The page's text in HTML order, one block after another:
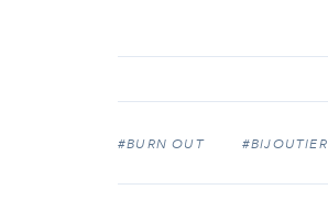
#BURN OUT #BIJOUTIER